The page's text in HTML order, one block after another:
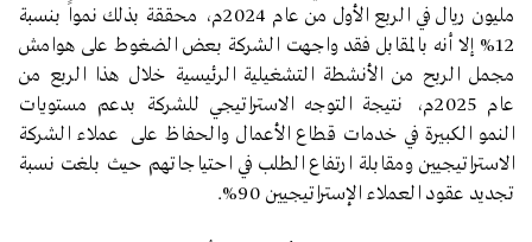
مليون ريال في الربع الأول من عام 2024م، محققة بذلك نمواً بنسبة
12% إلا أنه بالمقابل فقد واجهت الشركة بعض الضغوط على هوامش
مجمل الربح من الأنشطة التشغيلية الرئيسية خلال هذا الربع من
عام 2025م، نتيجة التوجه الاستراتيجي للشركة بدعم مستويات
النمو الكبيرة في خدمات قطاع الأعمال والحفاظ على عملاء الشركة
الاستراتيجيين ومقابلة ارتفاع الطلب في احتياجاتهم حيث بلغت نسبة
تجديد عقود العملاء الإستراتيجيين 90%.